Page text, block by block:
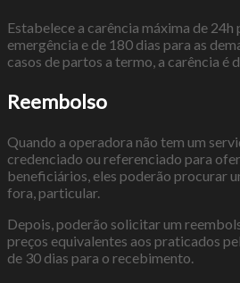
Estabelece a carência máxima de 24h
emergência e de 180 dias para as
casos de partos a termo, a carência é
Reembolso
Quando a operadora não tem um
credenciado ou referenciado para
beneficiários, eles poderão procurar
fora, particular.
Depois, poderão solicitar um
preços equivalentes aos praticados
de 30 dias para o recebimento.